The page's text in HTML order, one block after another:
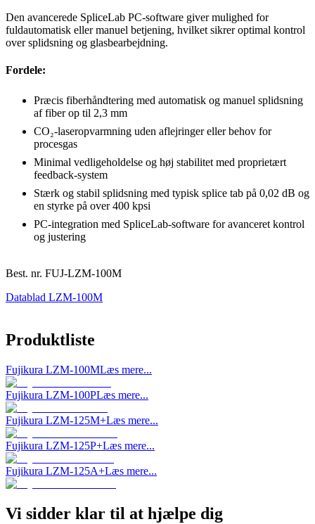
Den avancerede SpliceLab PC-software giver mulighed for
fuldautomatisk eller manuel betjening, hvilket sikrer optimal kontrol
over splidsning og glasbearbejdning.
Fordele:
Præcis fiberhåndtering med automatisk og manuel splidsning
af fiber op til 2,3 mm
CO₂-laseropvarmning uden aflejringer eller behov for
procesgas
Minimal vedligeholdelse og høj stabilitet med proprietært
feedback-system
Stærk og stabil splidsning med typisk splice tab på 0,02 dB og
en styrke på over 400 kpsi
PC-integration med SpliceLab-software for avanceret kontrol
og justering
Best. nr. FUJ-LZM-100M
Datablad LZM-100M
Produktliste
Fujikura LZM-100MLæs mere...
Fujikura LZM-100PLæs mere...
Fujikura LZM-125M+Læs mere...
Fujikura LZM-125P+Læs mere...
Fujikura LZM-125A+Læs mere...
Vi sidder klar til at hjælpe dig